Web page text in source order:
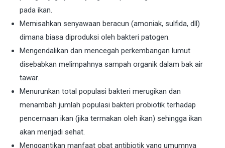
pada ikan.
Memisahkan senyawaan beracun (amoniak, sulfida, dll)
dimana biasa diproduksi oleh bakteri patogen.
Mengendalikan dan mencegah perkembangan lumut
disebabkan melimpahnya sampah organik dalam bak air
tawar.
Menurunkan total populasi bakteri merugikan dan
menambah jumlah populasi bakteri probiotik terhadap
pencernaan ikan (jika termakan oleh ikan) sehingga ikan
akan menjadi sehat.
Menggantikan manfaat obat antibiotik yang umumnya